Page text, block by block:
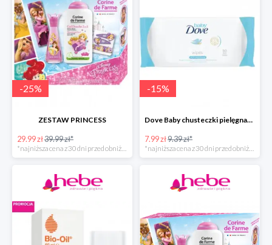
-25%
ZESTAW PRINCESS
29.99 zł39.99 zł*
*najniższa cena z 30 dni przed obniżką
-15%
Dove Baby chusteczki pielęgnacyjne
7.99 zł9.39 zł*
*najniższa cena z 30 dni przed obniżką